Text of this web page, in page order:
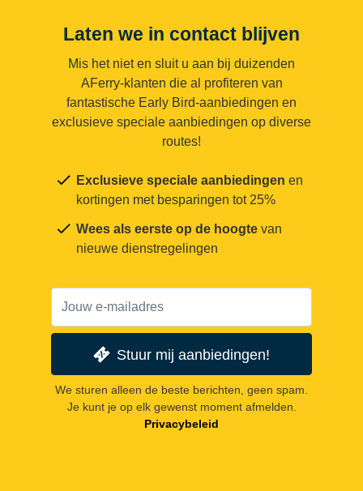
Laten we in contact blijven
Mis het niet en sluit u aan bij duizenden
AFerry-klanten die al profiteren van
fantastische Early Bird-aanbiedingen en
exclusieve speciale aanbiedingen op diverse
routes!
Exclusieve speciale aanbiedingen en
kortingen met besparingen tot 25%
Wees als eerste op de hoogte van
nieuwe dienstregelingen
Stuur mij aanbiedingen!
We sturen alleen de beste berichten, geen spam.
Je kunt je op elk gewenst moment afmelden.
Privacybeleid